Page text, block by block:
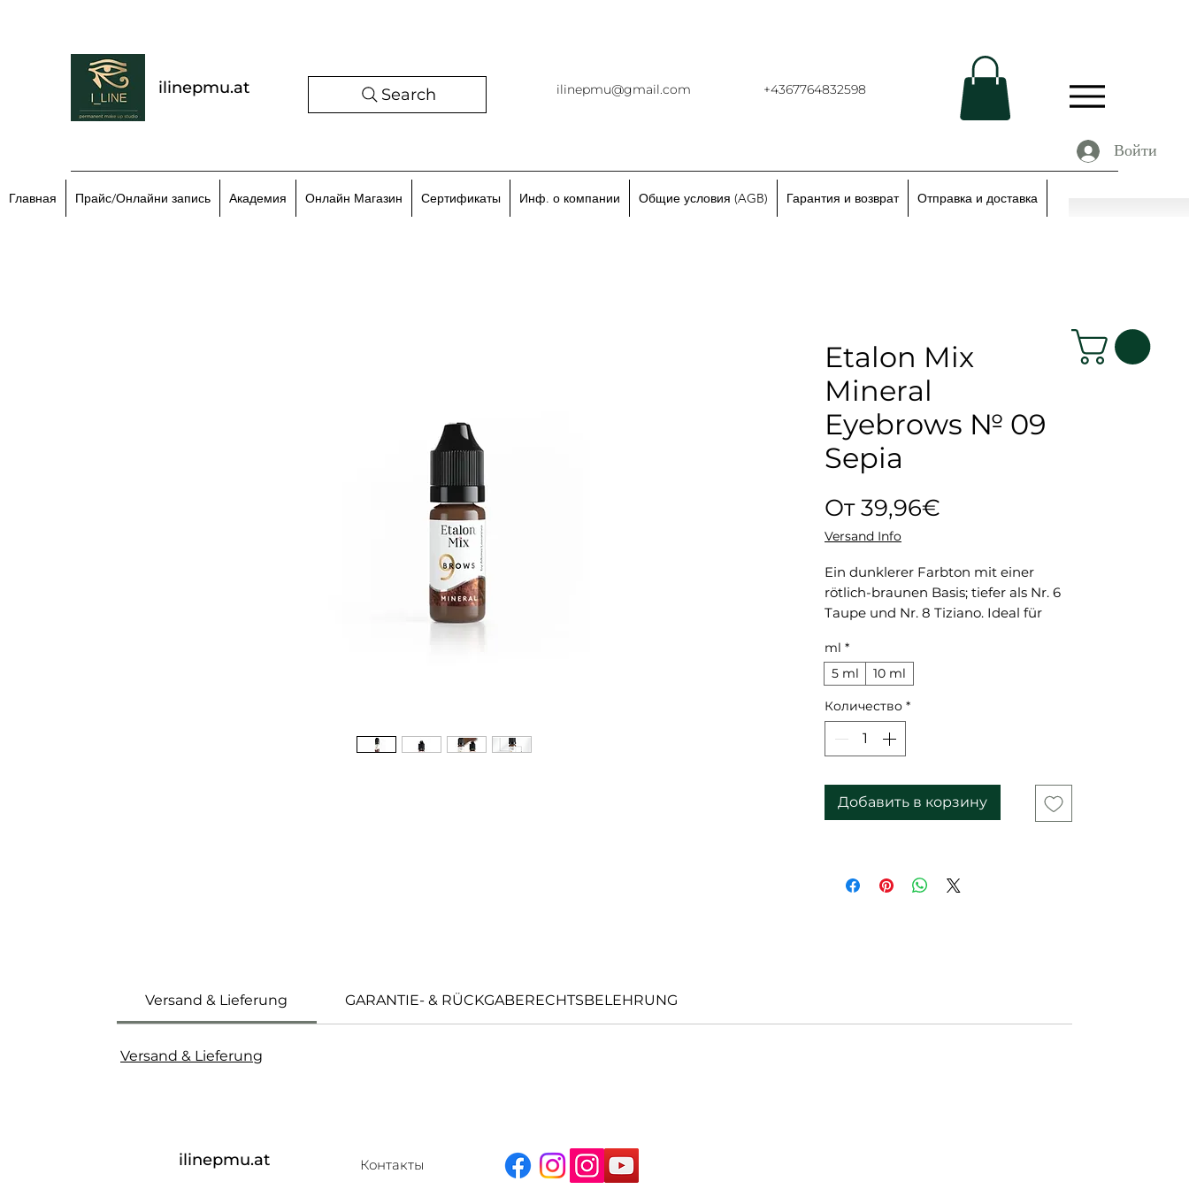
ilinepmu.at Search ilinepmu@gmail.com +4367764832598
Войти
Главная Прайс/Онлайни запись Академия Онлайн Магазин Сертификаты Инф. о компании Общие условия (AGB) Гарантия и возврат Отправка и доставка
Etalon Mix
Mineral
Eyebrows № 09
Sepia
От39,96€
Versand Info
Ein dunklerer Farbton mit einer
rötlich-braunen Basis; tiefer als Nr. 6
Taupe und Nr. 8 Tiziano. Ideal für
und olivfarbener Haut (Fitzpatrick 3–
4). Passt hervorragend zu Nr. 7
Arabica.
ml *
5 ml
10 ml
Количество *
Добавить в корзину
Versand & Lieferung GARANTIE- & RÜCKGABERECHTSBELEHRUNG
Versand & Lieferung
ilinepmu.at Контакты